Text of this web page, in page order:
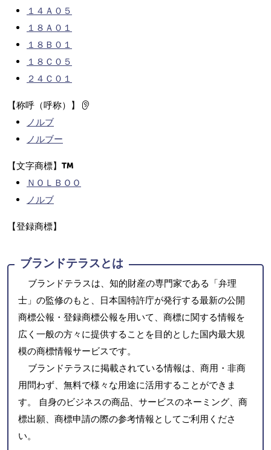
１４Ａ０５
１８Ａ０１
１８Ｂ０１
１８Ｃ０５
２４Ｃ０１
【称呼（呼称）】
ノルブ
ノルブー
【文字商標】
ＮＯＬＢＯＯ
ノルブ
【登録商標】
ブランドテラスとは
ブランドテラスは、知的財産の専門家である「弁理
士」の監修のもと、日本国特許庁が発行する最新の公開
商標公報・登録商標公報を用いて、商標に関する情報を
広く一般の方々に提供することを目的とした国内最大規
模の商標情報サービスです。
ブランドテラスに掲載されている情報は、商用・非商
用問わず、無料で様々な用途に活用することができま
す。 自身のビジネスの商品、サービスのネーミング、商
標出願、商標申請の際の参考情報としてご利用くださ
い。